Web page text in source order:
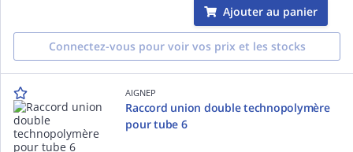
Ajouter au panier
Connectez-vous pour voir vos prix et les stocks
AIGNEP
Raccord union double technopolymère
pour tube 6